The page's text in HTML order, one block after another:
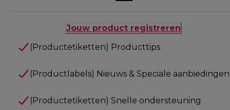
Jouw product registreren
(Productetiketten) Producttips
(Productlabels) Nieuws & Speciale aanbiedingen
(Productetiketten) Snelle ondersteuning